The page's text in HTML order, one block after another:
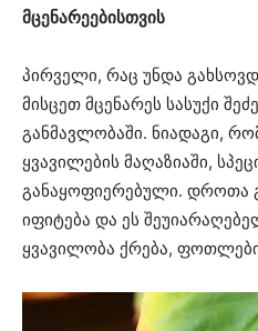
მცენარეებისთვის
პირველი, რაც უნდა
მისცეთ მცენარეს სასუქი
განმავლობაში. ნიადაგი,
ყვავილების მაღაზიაში,
განაყოფიერებული. დროთა
იფიტება და ეს
ყვავილობა ქრება,